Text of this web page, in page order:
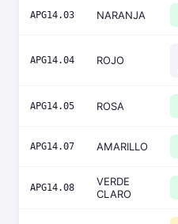
APG14.03 NARANJA
APG14.04 ROJO
APG14.05 ROSA
APG14.07 AMARILLO
APG14.08
VERDE
CLARO